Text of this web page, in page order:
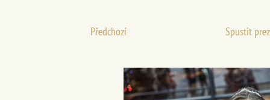
Předchozí Spustit